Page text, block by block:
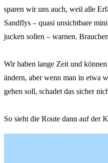
sparen wir uns auch, weil alle
Sandflys – quasi unsichtbare
jucken sollen – warnen.
Wir haben lange Zeit und
ändern, aber wenn man in etwa
gehen soll, schadet das sicher
So sieht die Route dann auf der